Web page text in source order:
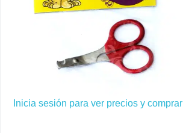
Inicia sesión para ver precios y comprar